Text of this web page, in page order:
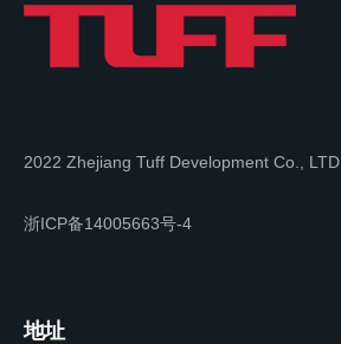
2022 Zhejiang Tuff Development Co., LTD
浙ICP备14005663号-4
地址